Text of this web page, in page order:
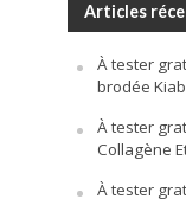
Articles
À tester
brodée
À tester
Collagène
À tester